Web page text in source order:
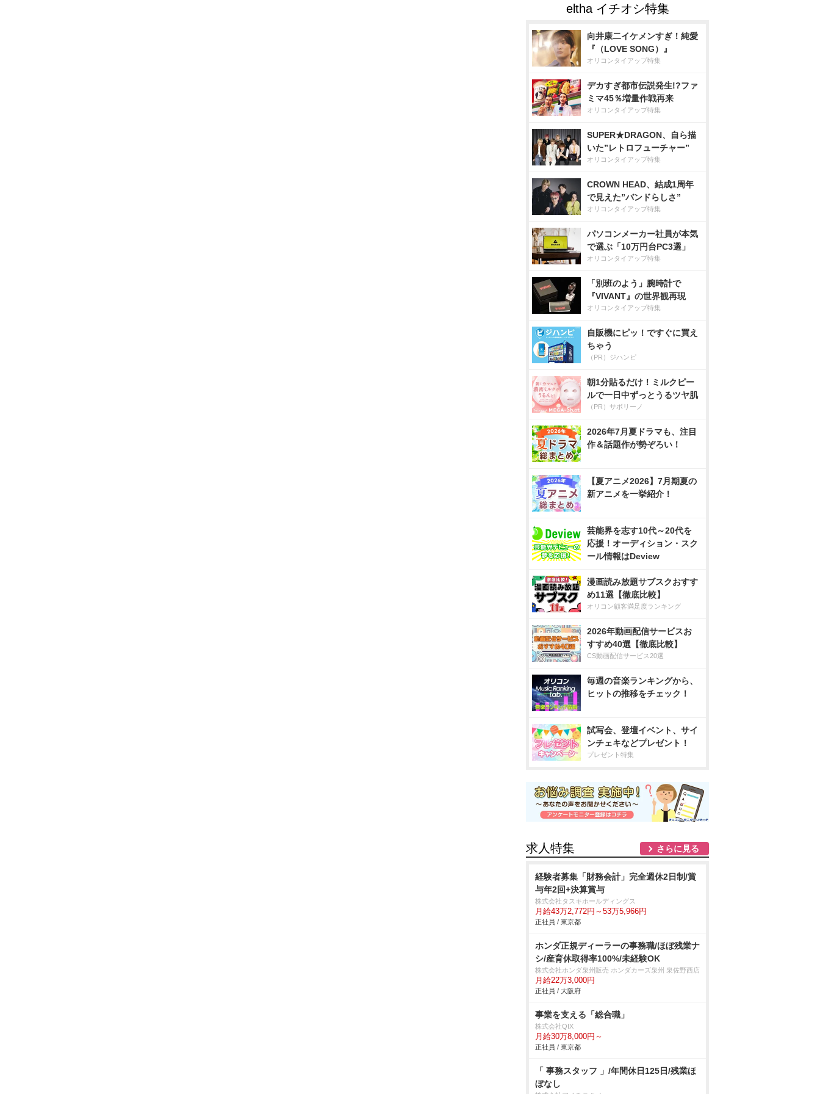
向井康二イケメンすぎ！純愛
『（LOVE SONG）』
オリコンタイアップ特集
デカすぎ都市伝説発生!?ファ
ミマ45％増量作戦再来
オリコンタイアップ特集
SUPER★DRAGON、自ら描
いた”レトロフューチャー”
オリコンタイアップ特集
CROWN HEAD、結成1周年
で見えた”バンドらしさ”
オリコンタイアップ特集
パソコンメーカー社員が本気
で選ぶ「10万円台PC3選」
オリコンタイアップ特集
「別班のよう」腕時計で
『VIVANT』の世界観再現
オリコンタイアップ特集
自販機にピッ！ですぐに買え
ちゃう
（PR）ジハンピ
朝1分貼るだけ！ミルクピー
ルで一日中ずっとうるツヤ肌
（PR）サボリーノ
2026年7月夏ドラマも、注目
作＆話題作が勢ぞろい！
【夏アニメ2026】7月期夏の
新アニメを一挙紹介！
芸能界を志す10代～20代を
応援！オーディション・スク
ール情報はDeview
漫画読み放題サブスクおすす
め11選【徹底比較】
オリコン顧客満足度ランキング
2026年動画配信サービスお
すすめ40選【徹底比較】
CS動画配信サービス20選
毎週の音楽ランキングから、
ヒットの推移をチェック！
試写会、登壇イベント、サイ
ンチェキなどプレゼント！
プレゼント特集
求人特集 さらに見る
経験者募集「財務会計」完全週休2日制/賞
与年2回+決算賞与
株式会社タスキホールディングス
月給43万2,772円～53万5,966円
正社員 / 東京都
ホンダ正規ディーラーの事務職/ほぼ残業ナ
シ/産育休取得率100%/未経験OK
株式会社ホンダ泉州販売 ホンダカーズ泉州 泉佐野西店
月給22万3,000円
正社員 / 大阪府
事業を支える「総合職」
株式会社QIX
月給30万8,000円～
正社員 / 東京都
「 事務スタッフ 」/年間休日125日/残業ほ
ぼなし